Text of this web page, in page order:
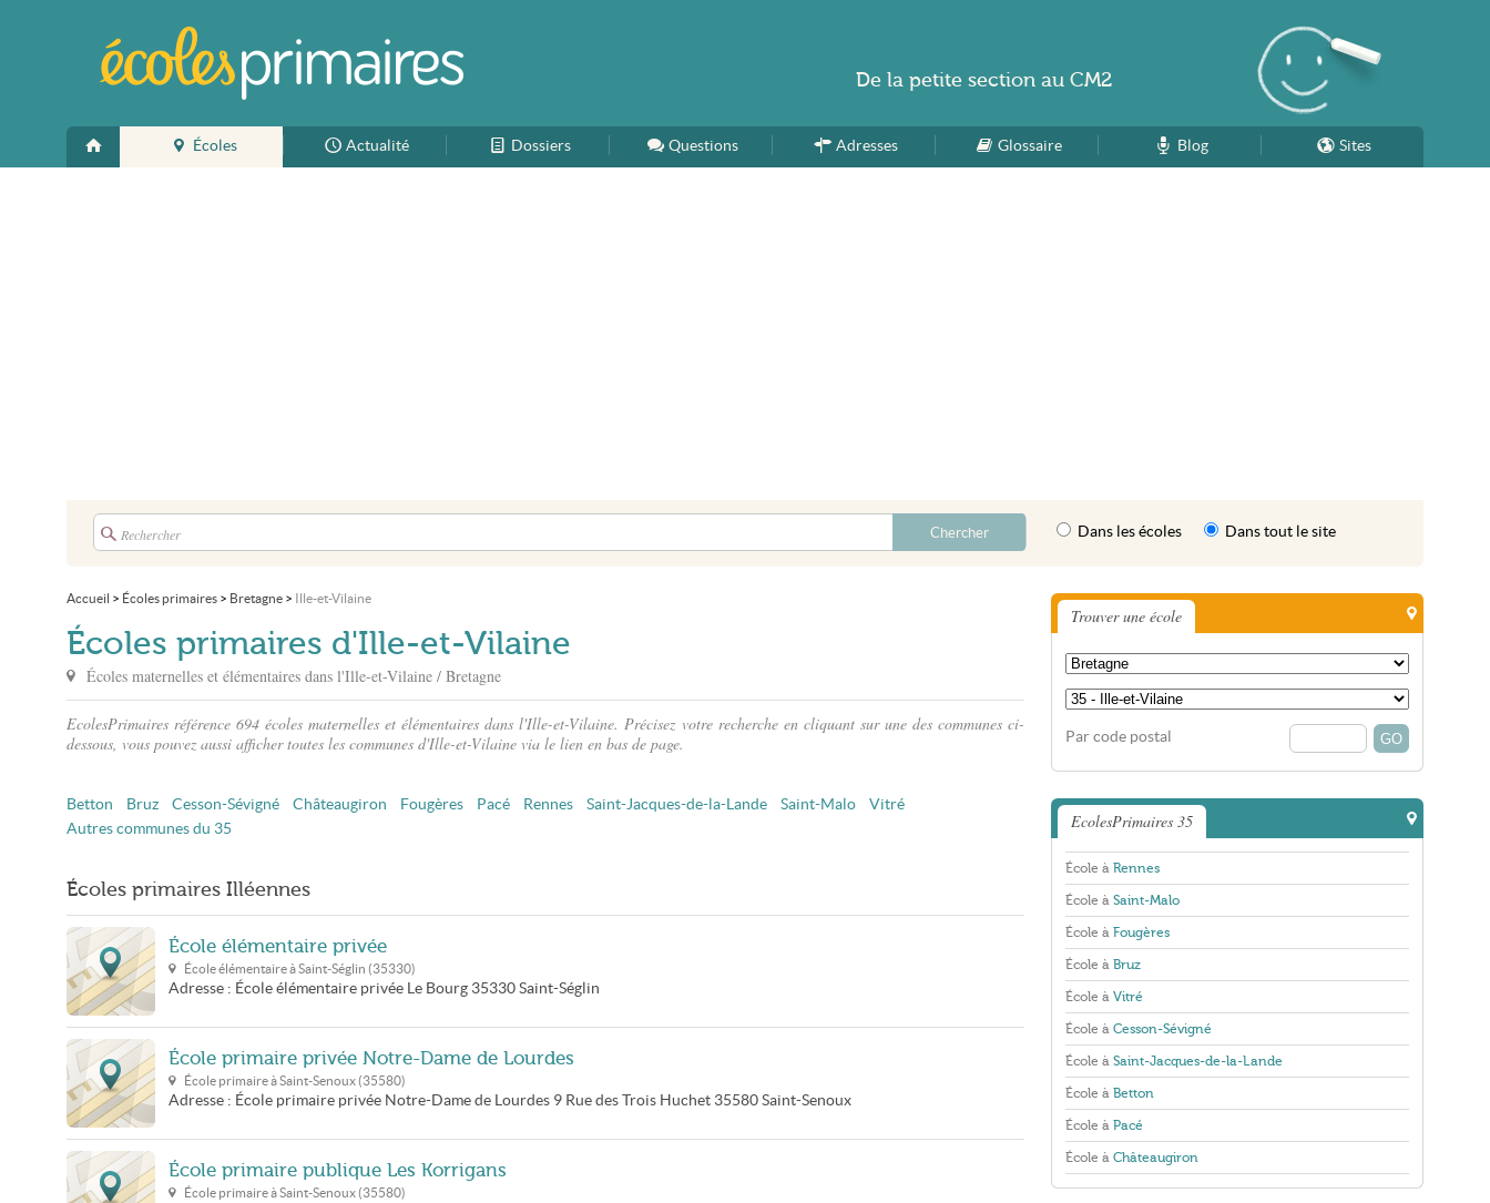
Accueil
Écoles Actualité Dossiers Questions Adresses Glossaire Blog Sites
Dans les écoles Dans tout le site
Accueil > Écoles primaires > Bretagne > Ille-et-Vilaine
Écoles primaires d'Ille-et-Vilaine
Écoles maternelles et élémentaires dans l'Ille-et-Vilaine / Bretagne
EcolesPrimaires référence 694 écoles maternelles et élémentaires dans l'Ille-et-Vilaine. Précisez votre recherche en cliquant sur une des communes ci-
dessous, vous pouvez aussi afficher toutes les communes d'Ille-et-Vilaine via le lien en bas de page.
Betton Bruz Cesson-Sévigné Châteaugiron Fougères Pacé Rennes Saint-Jacques-de-la-Lande Saint-Malo
Vitré
Autres communes du 35
Écoles primaires Illéennes
École élémentaire privée
École élémentaire àSaint-Séglin (35330)
Adresse : École élémentaire privée Le Bourg 35330 Saint-Séglin
École primaire privée Notre-Dame de Lourdes
École primaire àSaint-Senoux (35580)
Adresse : École primaire privée Notre-Dame de Lourdes 9 Rue des Trois Huchet 35580 Saint-Senoux
École primaire publique Les Korrigans
École primaire àSaint-Senoux (35580)
Trouver une école
Par code postal
EcolesPrimaires 35
École à Rennes
École à Saint-Malo
École à Fougères
École à Bruz
École à Vitré
École à Cesson-Sévigné
École à Saint-Jacques-de-la-Lande
École à Betton
École à Pacé
École à Châteaugiron
De la petite section au CM2